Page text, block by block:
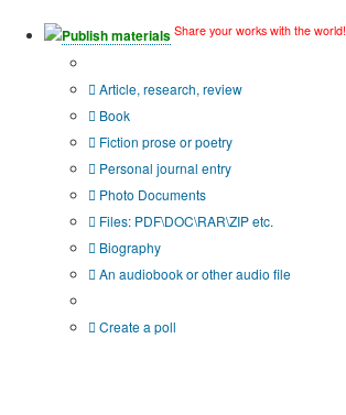
Publish materials Share your works with the world!
Article, research, review
Book
Fiction prose or poetry
Personal journal entry
Photo Documents
Files: PDF\DOC\RAR\ZIP etc.
Biography
An audiobook or other audio file
Create a poll